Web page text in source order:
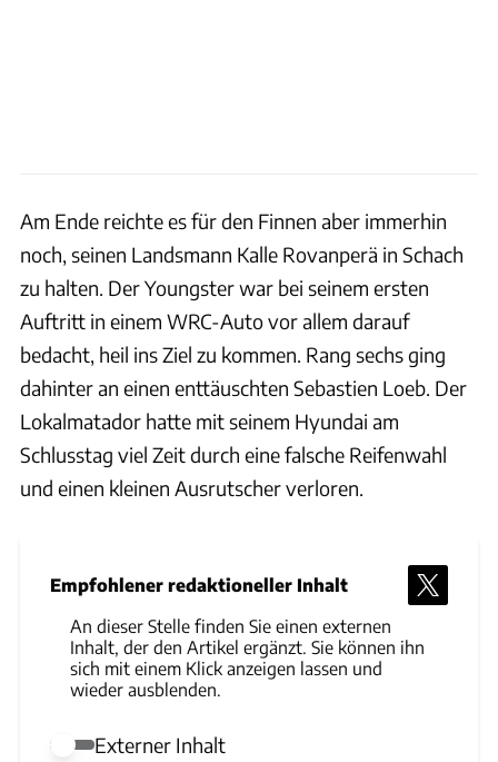
Am Ende reichte es für den Finnen aber immerhin
noch, seinen Landsmann Kalle Rovanperä in Schach
zu halten. Der Youngster war bei seinem ersten
Auftritt in einem WRC-Auto vor allem darauf
bedacht, heil ins Ziel zu kommen. Rang sechs ging
dahinter an einen enttäuschten Sebastien Loeb. Der
Lokalmatador hatte mit seinem Hyundai am
Schlusstag viel Zeit durch eine falsche Reifenwahl
und einen kleinen Ausrutscher verloren.
Empfohlener redaktioneller Inhalt
An dieser Stelle finden Sie einen externen
Inhalt, der den Artikel ergänzt. Sie können ihn
sich mit einem Klick anzeigen lassen und
wieder ausblenden.
Externer Inhalt erlauben
Externer Inhalt